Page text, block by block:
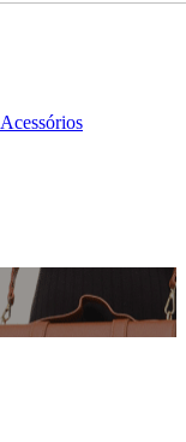
Acessórios